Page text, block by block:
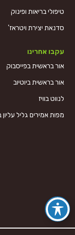
טיפולי בריאות ופינוק
סדנאת יצירת ויטראז'
עקבו אחרינו
אור בראשית בפייסבוק
אור בראשית ביוטיוב
לנווט בוויז
מפות אמירים גליל עליון